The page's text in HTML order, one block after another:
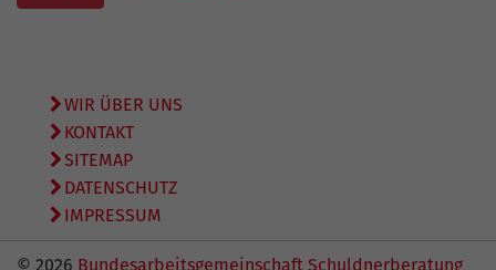
WIR ÜBER UNS
KONTAKT
SITEMAP
DATENSCHUTZ
IMPRESSUM
© 2026 Bundesarbeitsgemeinschaft Schuldnerberatung